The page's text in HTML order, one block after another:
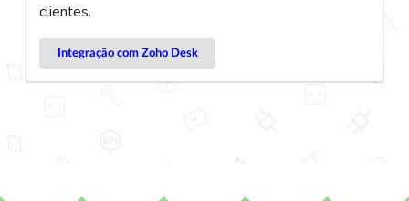
clientes.
Integração com Zoho Desk